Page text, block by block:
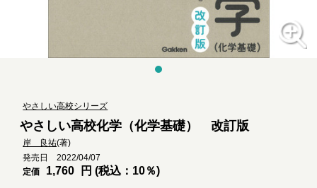
やさしい高校シリーズ
やさしい高校化学（化学基礎） 改訂版
岸 良祐(著)
発売日 2022/04/07
定価
1,760 円 (税込：10％)